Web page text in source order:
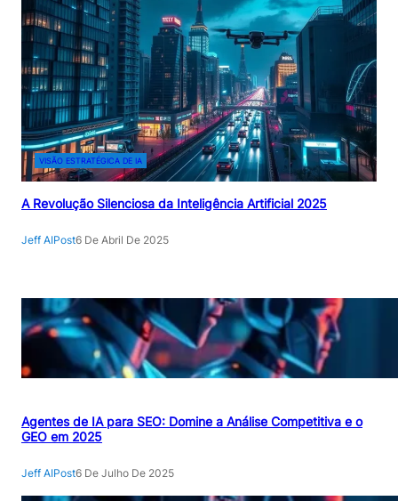
VISÃO ESTRATÉGICA DE IA
A Revolução Silenciosa da Inteligência Artificial 2025
Jeff AIPost6 De Abril De 2025
Agentes de IA para SEO: Domine a Análise Competitiva e o
GEO em 2025
Jeff AIPost6 De Julho De 2025